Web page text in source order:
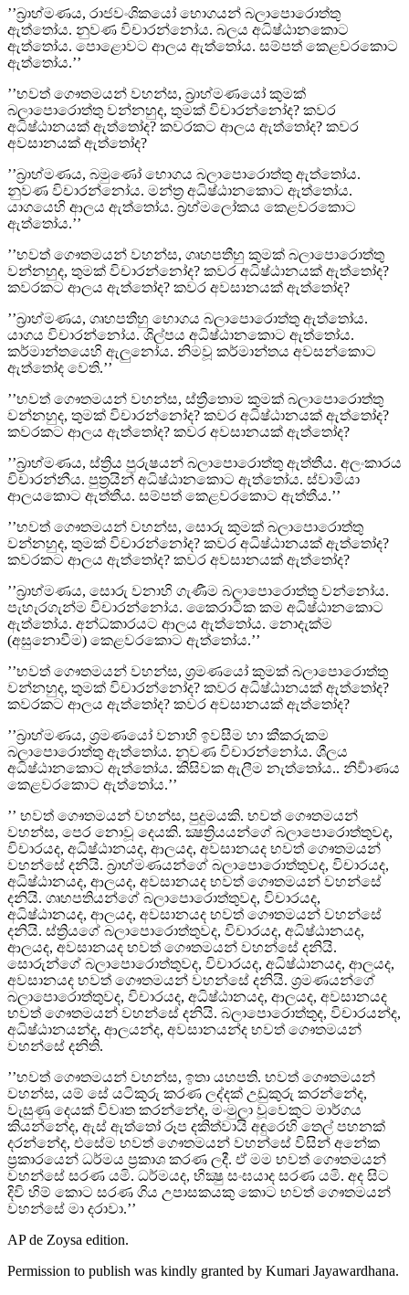
’’බ්‍රාහ්මණය, රාජවංශිකයෝ භොගයන් බලාපොරොත්තු
ඇත්තෝය. නුවණ විචාරන්නෝය. බලය අධිෂ්ඨානකොට
ඇත්තෝය. පොළොවට ආලය ඇත්තෝය. සම්පත් කෙළවරකොට
ඇත්තෝය.’’
’’භවත් ගෞතමයන් වහන්ස, බ්‍රාහ්මණයෝ කුමක්
බලාපොරොත්තු වන්නහුද, තුමක් විචාරන්නෝද? කවර
අධිෂ්ඨානයක් ඇත්තෝද? කවරකට ආලය ඇත්තෝද? කවර
අවසානයක් ඇත්තෝද?
’’බ්‍රාහ්මණය, බමුණෝ භොගය බලාපොරොත්තු ඇත්තෝය.
නුවණ විචාරන්නෝය. මන්ත්‍ර අධිෂ්ඨානකොට ඇත්තෝය.
යාගයෙහි ආලය ඇත්තෝය. බ්‍රහ්මලෝකය කෙළවරකොට
ඇත්තෝය.’’
’’භවත් ගෞතමයන් වහන්ස, ගෘහපතීහු කුමක් බලාපොරොත්තු
වන්නහුද, තුමක් විචාරන්නෝද? කවර අධිෂ්ඨානයක් ඇත්තෝද?
කවරකට ආලය ඇත්තෝද? කවර අවසානයක් ඇත්තෝද?
’’බ්‍රාහ්මණය, ගෘහපතීහු භොගය බලාපොරොත්තු ඇත්තෝය.
යාගය විචාරන්නෝය. ශිල්පය අධිෂ්ඨානකොට ඇත්තෝය.
කර්මාන්තයෙහි ඇලුනෝය. නිමවූ කර්මාන්තය අවසන්කොට
ඇත්තෝද වෙති.’’
’’භවත් ගෞතමයන් වහන්ස, ස්ත්‍රීතොම කුමක් බලාපොරොත්තු
වන්නහුද, තුමක් විචාරන්නෝද? කවර අධිෂ්ඨානයක් ඇත්තෝද?
කවරකට ආලය ඇත්තෝද? කවර අවසානයක් ඇත්තෝද?
’’බ්‍රාහ්මණය, ස්ත්‍රිය පුරුෂයන් බලාපොරොත්තු ඇත්තීය. අලංකාරය
විචාරන්නීය. පුත්‍රයින් අධිෂ්ඨානකොට ඇත්තෝය. ස්වාමියා
ආලයකොට ඇත්තීය. සම්පත් කෙළවරකොට ඇත්තීය.’’
’’භවත් ගෞතමයන් වහන්ස, සොරු කුමක් බලාපොරොත්තු
වන්නහුද, තුමක් විචාරන්නෝද? කවර අධිෂ්ඨානයක් ඇත්තෝද?
කවරකට ආලය ඇත්තෝද? කවර අවසානයක් ඇත්තෝද?
’’බ්‍රාහ්මණය, සොරු වනාහි ගැණීම බලාපොරොත්තු වන්නෝය.
පැහැරගැන්ම විචාරන්නෝය. කෛරාටික කම අධිෂ්ඨානකොට
ඇත්තෝය. අන්‍ධකාරයට ආලය ඇත්තෝය. නොදැක්ම
(අසුනොවීම) කෙළවරකොට ඇත්තෝය.’’
’’භවත් ගෞතමයන් වහන්ස, ශ්‍රමණයෝ කුමක් බලාපොරොත්තු
වන්නහුද, තුමක් විචාරන්නෝද? කවර අධිෂ්ඨානයක් ඇත්තෝද?
කවරකට ආලය ඇත්තෝද? කවර අවසානයක් ඇත්තෝද?
’’බ්‍රාහ්මණය, ශ්‍රමණයෝ වනාහි ඉවසීම හා කීකරුකම
බලාපොරොත්තු ඇත්තෝය. නුවණ විචාරන්නෝය. ශීලය
අධිෂ්ඨානකොට ඇත්තෝය. කිසිවක ඇලීම නැත්තෝය.. නිර්‍වාණය
කෙළවරකොට ඇත්තෝය.’’
’’ භවත් ගෞතමයන් වහන්ස, පුදුමයකි. භවත් ගෞතමයන්
වහන්ස, පෙර නොවූ දෙයකි. ක්‍ෂත්‍රියයන්ගේ බලාපොරොත්තුවද,
විචාරයද, අධිෂ්ඨානයද, ආලයද, අවසානයද භවත් ගෞතමයන්
වහන්සේ දනියි. බ්‍රාහ්මණයන්ගේ බලාපොරොත්තුවද, විචාරයද,
අධිෂ්ඨානයද, ආලයද, අවසානයද භවත් ගෞතමයන් වහන්සේ
දනියි. ගෘහපතියන්ගේ බලාපොරොත්තුවද, විචාරයද,
අධිෂ්ඨානයද, ආලයද, අවසානයද භවත් ගෞතමයන් වහන්සේ
දනියි. ස්ත්‍රියගේ බලාපොරොත්තුවද, විචාරයද, අධිෂ්ඨානයද,
ආලයද, අවසානයද භවත් ගෞතමයන් වහන්සේ දනියි.
සොරුන්ගේ බලාපොරොත්තුවද, විචාරයද, අධිෂ්ඨානයද, ආලයද,
අවසානයද භවත් ගෞතමයන් වහන්සේ දනියි. ශ්‍රමණයන්ගේ
බලාපොරොත්තුවද, විචාරයද, අධිෂ්ඨානයද, ආලයද, අවසානයද
භවත් ගෞතමයන් වහන්සේ දනියි. බලාපොරොත්තුද, විචාරයන්ද,
අධිෂ්ඨානයන්ද, ආලයන්ද, අවසානයන්ද භවත් ගෞතමයන්
වහන්සේ දනිති.
’’භවත් ගෞතමයන් වහන්ස, ඉතා යහපති. භවත් ගෞතමයන්
වහන්ස, යම් සේ යටිකුරු කරණ ලද්දක් උඩුකුරු කරන්නේද,
වැසුණු දෙයක් විවෘත කරන්නේද, මංමුලා වූවෙකුට මාර්ගය
කියන්නේද, ඇස් ඇත්තෝ රූප දකිත්වායි අඳුරෙහි තෙල් පහනක්
දරන්නේද, එසේම භවත් ගෞතමයන් වහන්සේ විසින් අනේක
ප්‍රකාරයෙන් ධර්මය ප්‍රකාශ කරණ ලදී. ඒ මම භවත් ගෞතමයන්
වහන්සේ සරණ යමි. ධර්මයද, භික්‍ෂු සංඝයාද සරණ යමි. අද සිට
දිවි හිම් කොට සරණ ගිය උපාසකයකු කොට භවත් ගෞතමයන්
වහන්සේ මා දරාවා.’’
AP de Zoysa edition.
Permission to publish was kindly granted by Kumari Jayawardhana.